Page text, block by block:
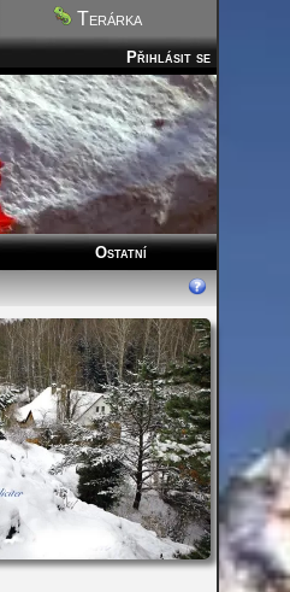
Terárka
Přihlásit se
Ostatní